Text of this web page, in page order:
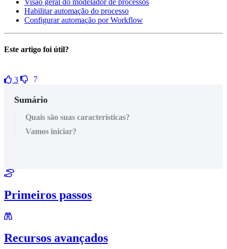
Visão geral do modelador de processos
Habilitar automação do processo
Configurar automação por Workflow
Este artigo foi útil?
3 7
Sumário
Quais são suas características?
Vamos iniciar?
Primeiros passos
Recursos avançados